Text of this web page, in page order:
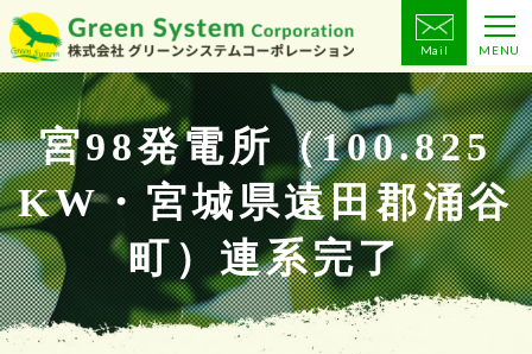
コ
ン
テ
ン
ツ
へ
ス
キ
ッ
プ
Mail MENU
宮98発電所（100.825
KW・宮城県遠田郡涌谷
町）連系完了